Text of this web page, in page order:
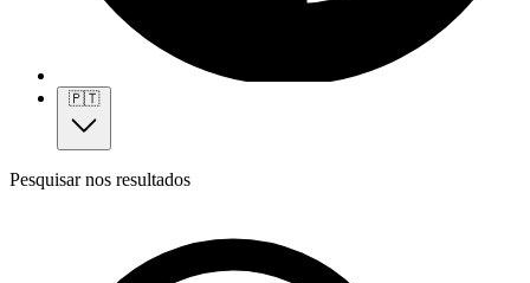
🇵🇹
Pesquisar nos resultados